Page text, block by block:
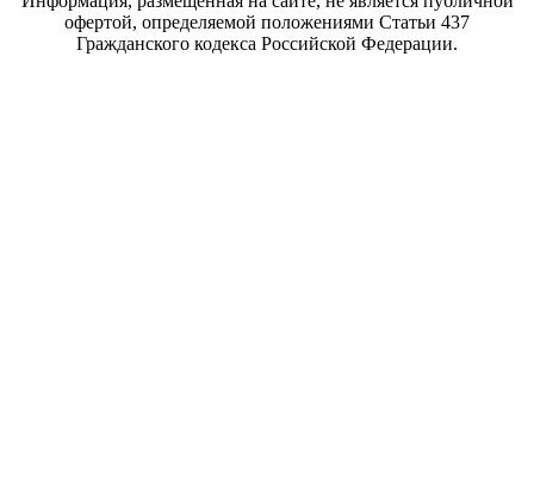
офертой, определяемой положениями Статьи 437
Гражданского кодекса Российской Федерации.